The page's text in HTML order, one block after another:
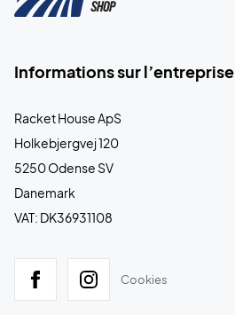
Informations sur l’entreprise
Racket House ApS
Holkebjergvej 120
5250 Odense SV
Danemark
VAT: DK36931108
Cookies